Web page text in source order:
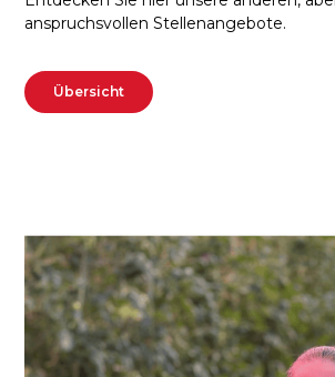
anspruchsvollen Stellenangebote.
Übersicht